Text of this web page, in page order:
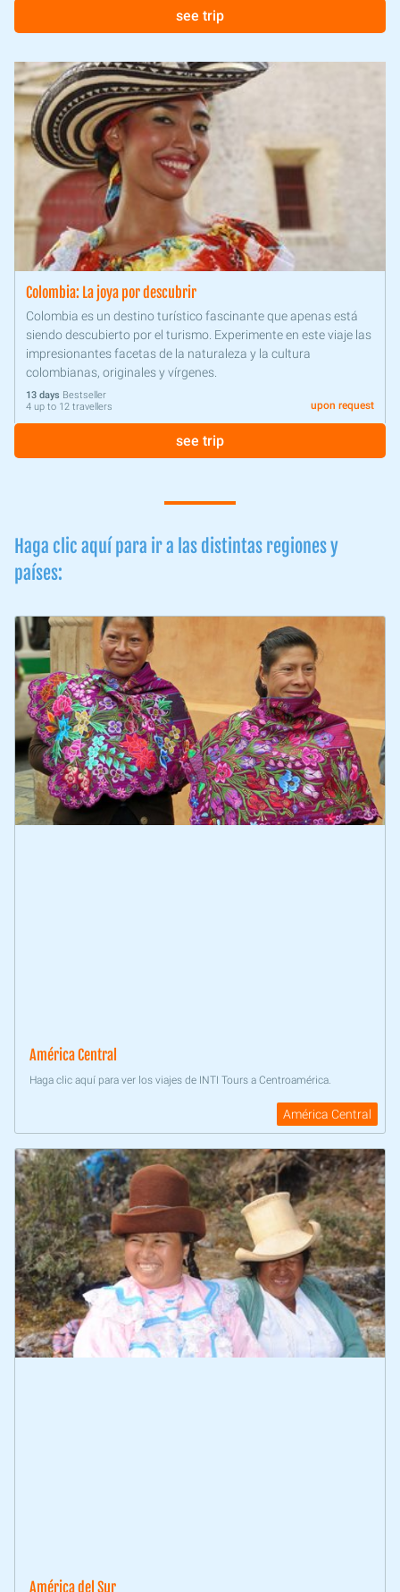
see trip
Colombia: La joya por descubrir
Colombia es un destino turístico fascinante que apenas está
siendo descubierto por el turismo. Experimente en este viaje las
impresionantes facetas de la naturaleza y la cultura
colombianas, originales y vírgenes.
13 days Bestseller
4 up to 12 travellers
upon request
see trip
Haga clic aquí para ir a las distintas regiones y
países:
América Central
Haga clic aquí para ver los viajes de INTI Tours a Centroamérica.
América Central
América del Sur